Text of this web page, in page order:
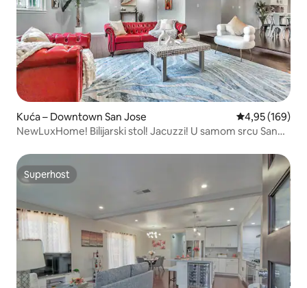
Kuća – Downtown San Jose Prosječna
4,95 (169)
NewLuxHome! Bilijarski stol! Jacuzzi! U samom srcu San
Superhost
Superhost